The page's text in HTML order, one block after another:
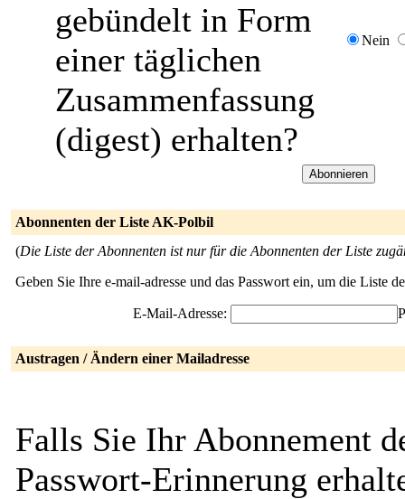
gebündelt in Form
einer täglichen
Zusammenfassung
(digest) erhalten?
Nein
Abonnenten der Liste AK-Polbil
(Die Liste der Abonnenten ist nur für die Abonnenten der Liste
Geben Sie Ihre e-mail-adresse und das Passwort ein, um die Liste
E-Mail-Adresse:
Austragen / Ändern einer Mailadresse
Falls Sie Ihr Abonnement
Passwort-Erinnerung